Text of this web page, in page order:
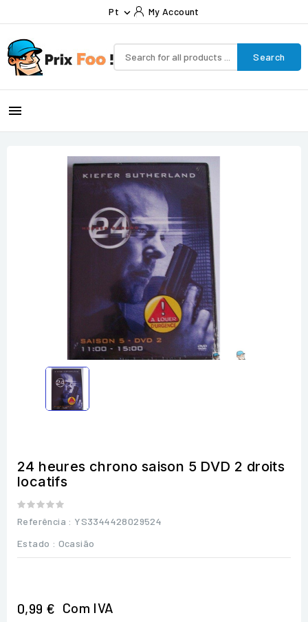
Pt  My Account
Search

24 heures chrono saison 5 DVD 2 droits
locatifs
Referência : YS3344428029524
Estado : Ocasião
0,99 € Com IVA